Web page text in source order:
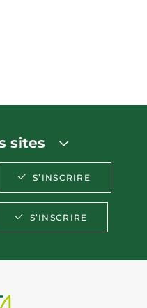
sites
S’INSCRIRE
S’INSCRIRE